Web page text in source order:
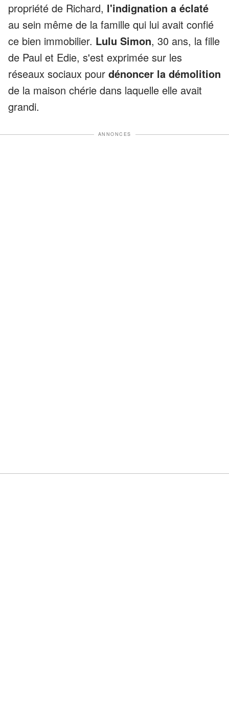
propriété de Richard, l'indignation a éclaté
au sein même de la famille qui lui avait confié
ce bien immobilier. Lulu Simon, 30 ans, la fille
de Paul et Edie, s'est exprimée sur les
réseaux sociaux pour dénoncer la démolition
de la maison chérie dans laquelle elle avait
grandi.
ANNONCES